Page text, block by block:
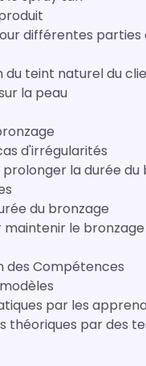
différentes parties
du teint naturel du
la peau
d'irrégularités
la durée du
du bronzage
maintenir le bronzage
des Compétences
par les
théoriques par des